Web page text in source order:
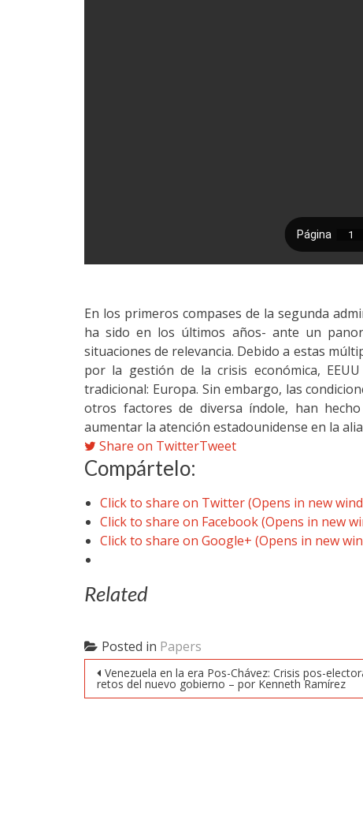
En los primeros compases de la segunda
ha sido en los últimos años- ante un
situaciones de relevancia. Debido a estas
por la gestión de la crisis económica,
tradicional: Europa. Sin embargo, las
otros factores de diversa índole, han
aumentar la atención estadounidense en la
Share on TwitterTweet
Compártelo:
Click to share on Twitter (Opens in new
Click to share on Facebook (Opens in new
Click to share on Google+ (Opens in new
Related
Posted in Papers
Post navigation
Venezuela en la era Pos-Chávez: Crisis pos-
retos del nuevo gobierno – por Kenneth Ramírez